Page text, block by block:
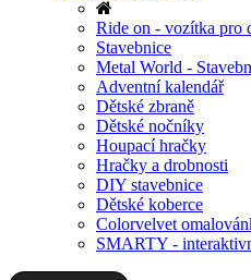
Ride on - vozítka pro
Stavebnice
Metal World -
Adventní kalendář
Dětské zbraně
Dětské nočníky
Houpací hračky
Hračky a drobnosti
DIY stavebnice
Dětské koberce
Colorvelvet
SMARTY -